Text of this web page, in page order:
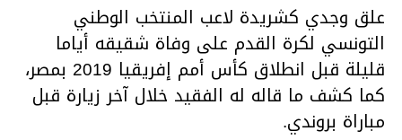
علق وجدي كشريدة لاعب المنتخب الوطني
التونسي لكرة القدم على وفاة شقيقه أياما
قليلة قبل انطلاق كأس أمم إفريقيا 2019 بمصر،
كما كشف ما قاله له الفقيد خلال آخر زيارة قبل
مباراة بروندي.